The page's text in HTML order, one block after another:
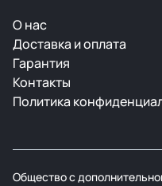
О нас
Доставка и оплата
Гарантия
Контакты
Политика
Общество с